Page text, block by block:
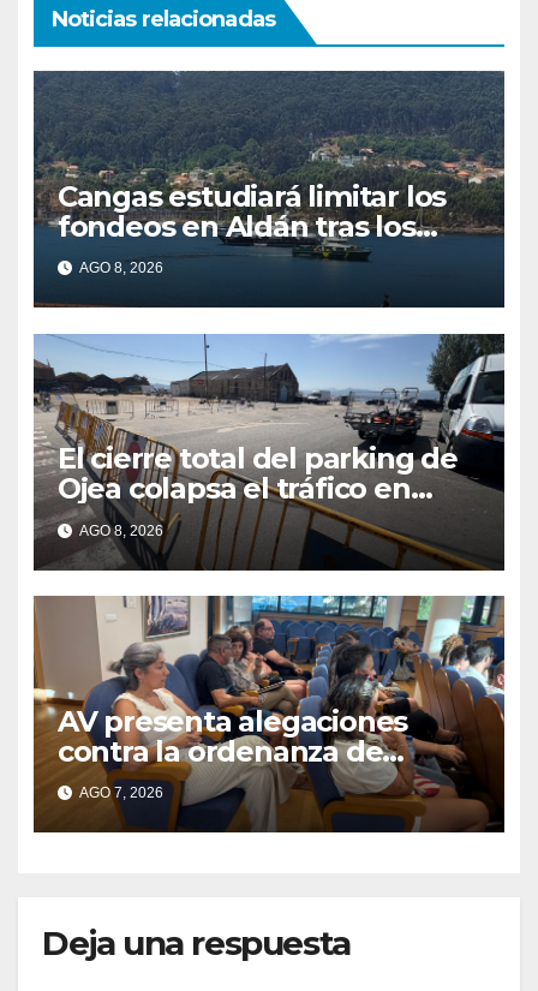
Noticias relacionadas
Cangas estudiará limitar los
fondeos en Aldán tras los
últimos episodios de
contaminación en O Con
AGO 8, 2026
El cierre total del parking de
Ojea colapsa el tráfico en
Cangas
AGO 8, 2026
AV presenta alegaciones
contra la ordenanza de
residuos del Morrazo por
considerar que impone
cargas “desproporcionadas”
AGO 7, 2026
Deja una respuesta